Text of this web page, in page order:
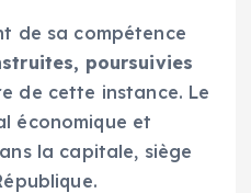
de sa compétence
poursuivies
de cette instance. Le
économique et
la capitale, siège